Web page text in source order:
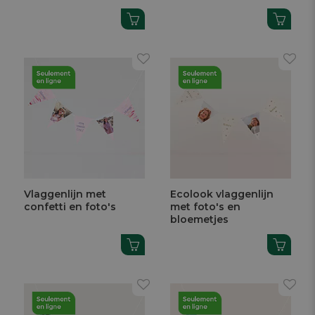
Vlaggenlijn met
confetti en foto's
Ecolook vlaggenlijn
met foto's en
bloemetjes